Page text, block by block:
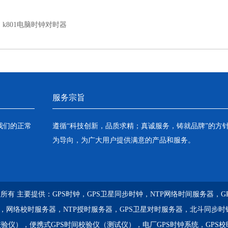
k801电脑时钟对时器
们的正常
服务宗旨
遵循“科技创新，品质求精；真诚服务，铸就品牌”的方
为导向，为广大用户提供满意的产品和服务。
有 主要提供： GPS时钟，GPS卫星同步时钟，NTP网络时间服务器，
网络校时服务器，NTP授时服务器，GPS卫星对时服务器，北斗同步
仪），便携式GPS时间校验仪（测试仪），电厂GPS时钟系统，GPS